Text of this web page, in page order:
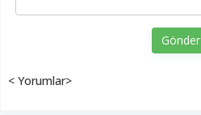
Gönder
< Yorumlar>